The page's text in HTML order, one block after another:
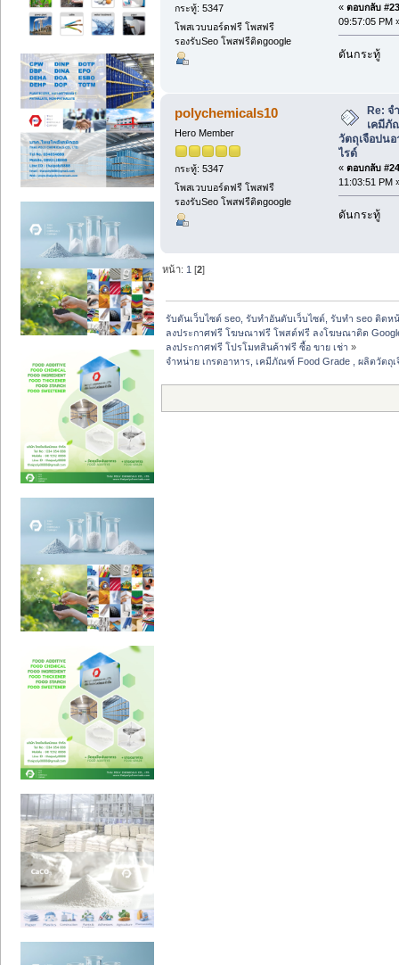
กระทู้: 5347
โพสเวบบอร์ดฟรี โพสฟรี
รองรับSeo โพสฟรีติดgoogle
« ตอบกลับ
09:57:05 PM
ดันกระทู้
polychemicals10
Hero Member
กระทู้: 5347
โพสเวบบอร์ดฟรี โพสฟรี
รองรับSeo โพสฟรีติดgoogle
Re: จ
เคมีภั
วัตถุเจือปน
ไรด์
« ตอบกลับ
11:03:51 PM
ดันกระทู้
หน้า: 1 [2]
รับดันเว็บไซต์ seo, รับทำอันดับเว็บไซต์, รับทำ seo ติดห
ลงประกาศฟรี โฆษณาฟรี โพสต์ฟรี ลงโฆษณาติด
ลงประกาศฟรี โปรโมทสินค้าฟรี ซื้อ ขาย เช่า »
จำหน่าย เกรดอาหาร, เคมีภัณฑ์ Food Grade , ผลิตวัตถุ